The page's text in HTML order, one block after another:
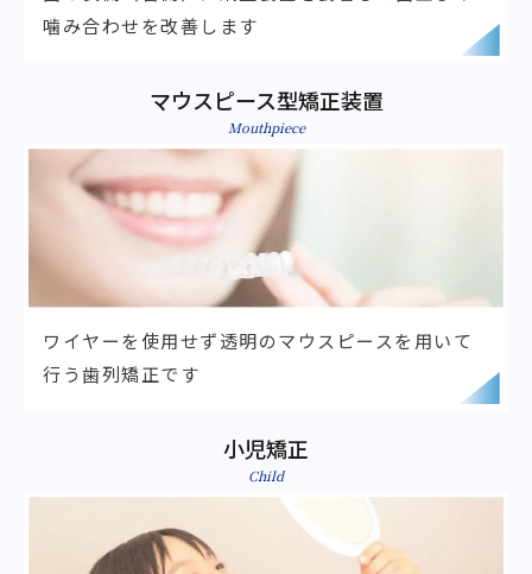
噛み合わせを改善します
マウスピース型矯正装置
Mouthpiece
ワイヤーを使用せず透明のマウスピースを用いて
行う歯列矯正です
小児矯正
Child